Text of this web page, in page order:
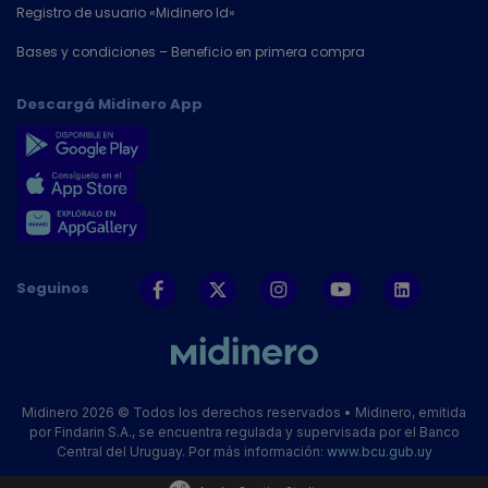
Registro de usuario «Midinero Id»
Bases y condiciones – Beneficio en primera compra
Descargá Midinero App
Seguinos
Midinero 2026 © Todos los derechos reservados • Midinero, emitida
por Findarin S.A., se encuentra regulada y supervisada por el Banco
Central del Uruguay. Por más información: www.bcu.gub.uy